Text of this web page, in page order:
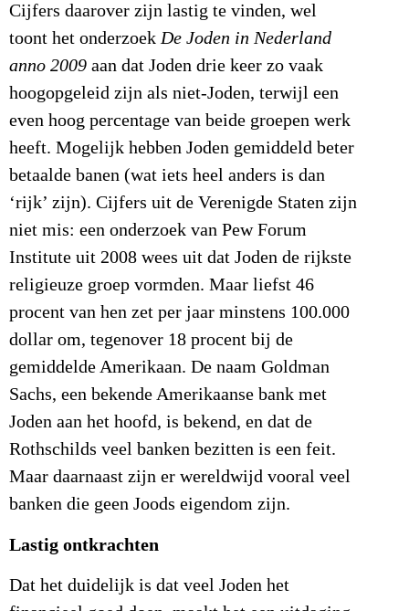
Cijfers daarover zijn lastig te vinden, wel
toont het onderzoekDe Joden in Nederland
anno 2009 aan dat Joden drie keer zo vaak
hoogopgeleid zijn als niet-Joden, terwijl een
even hoog percentage van beide groepen werk
heeft. Mogelijk hebben Joden gemiddeld beter
betaalde banen (wat iets heel anders is dan
‘rijk’ zijn). Cijfers uit de Verenigde Staten zijn
niet mis: een onderzoek van Pew Forum
Institute uit 2008 wees uit dat Joden de rijkste
religieuze groep vormden. Maar liefst 46
procent van hen zet per jaar minstens 100.000
dollar om, tegenover 18 procent bij de
gemiddelde Amerikaan. De naam Goldman
Sachs, een bekende Amerikaanse bank met
Joden aan het hoofd, is bekend, en dat de
Rothschilds veel banken bezitten is een feit.
Maar daarnaast zijn er wereldwijd vooral veel
banken die geen Joods eigendom zijn.
Lastig ontkrachten
Dat het duidelijk is dat veel Joden het